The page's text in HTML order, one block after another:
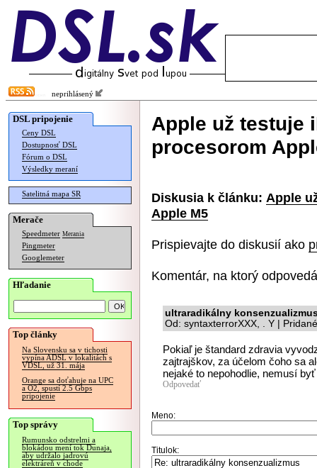
neprihlásený
DSL pripojenie
Ceny DSL
Dostupnosť DSL
Fórum o DSL
Výsledky meraní
Satelitná mapa SR
Merače
Speedmeter Merania
Pingmeter
Googlemeter
Hľadanie
Top články
Na Slovensku sa v tichosti
vypína ADSL v lokalitách s
VDSL, už 31. mája
Orange sa doťahuje na UPC
a O2, spustí 2.5 Gbps
pripojenie
Top správy
Rumunsko odstrelmi a
blokádou mení tok Dunaja,
aby udržalo jadrovú
elektráreň v chode
Apple už testuje
procesorom
Diskusia k článku: Apple
Apple M5
Prispievajte do diskusií ako
Komentár, na ktorý
ultraradikálny
Od: syntaxterrorXXX, . Y |
Pokiaľ je štandard zdravia
zajtrajškov, za účelom čoho sa
nejaké to nepohodlie, nemusí
Odpovedať
Meno:
Titulok: